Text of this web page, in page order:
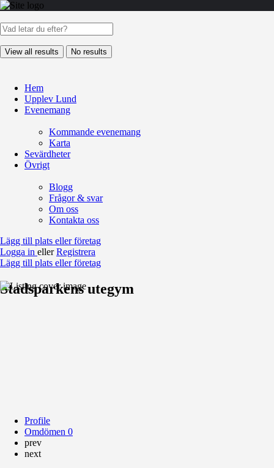
View all results No results
Hem
Upplev Lund
Evenemang
Kommande evenemang
Karta
Sevärdheter
Övrigt
Blogg
Frågor & svar
Om oss
Kontakta oss
Lägg till plats eller företag
Logga in eller Registrera
Lägg till plats eller företag
Stadsparkens utegym
Profile
Omdömen 0
prev
next